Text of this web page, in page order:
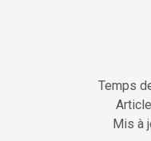
Temps
Mis à